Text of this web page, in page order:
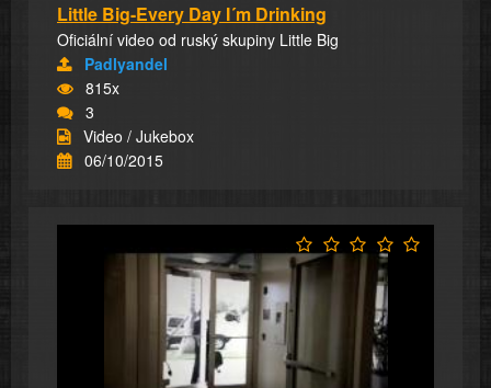
Little Big-Every Day I´m Drinking
Oficiální video od ruský skupiny Little Big
Padlyandel
815x
3
Video / Jukebox
06/10/2015